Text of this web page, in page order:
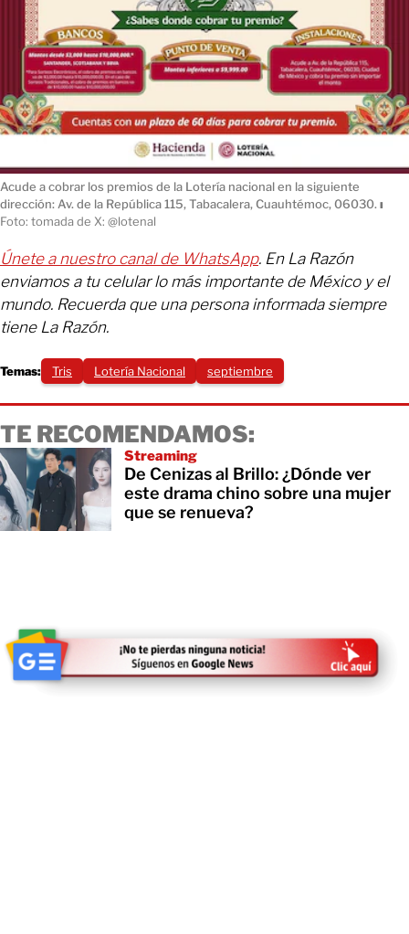
Acude a cobrar los premios de la Lotería nacional en la siguiente
dirección: Av. de la República 115, Tabacalera, Cuauhtémoc, 06030. ı
Foto: tomada de X: @lotenal
Únete a nuestro canal de WhatsApp. En La Razón
enviamos a tu celular lo más importante de México y el
mundo. Recuerda que una persona informada siempre
tiene La Razón.
Temas: Tris Lotería Nacional septiembre
TE RECOMENDAMOS:
Streaming
De Cenizas al Brillo: ¿Dónde ver
este drama chino sobre una mujer
que se renueva?